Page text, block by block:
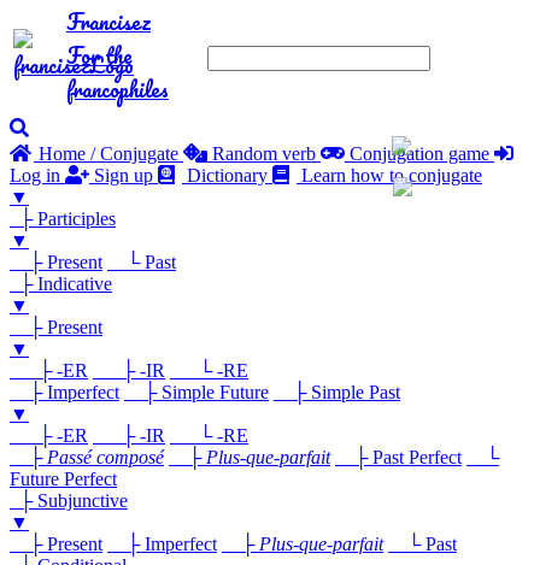
Francisez
For the
francophiles
Home / Conjugate Random verb
Conjugation game
Log in
Sign up Dictionary
Learn how to conjugate
▼
├ Participles
▼
├ Present
└ Past
├ Indicative
▼
├ Present
▼
├ -ER
├ -IR
└ -RE
├ Imperfect
├ Simple Future
├ Simple Past
▼
├ -ER
├ -IR
└ -RE
├ Passé composé ├ Plus-que-parfait ├ Past Perfect
└
Future Perfect
├ Subjunctive
▼
├ Present
├ Imperfect ├ Plus-que-parfait
└ Past